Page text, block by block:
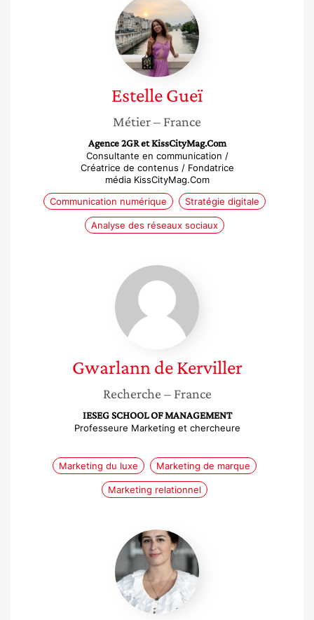
Gueï
EstelleGueï
Métier– France
Agence 2GR et KissCityMag.Com
Consultante en communication /
Créatrice de contenus / Fondatrice
média KissCityMag.Com
Communication numérique
Stratégie digitale
Analyse des réseaux sociaux
Gwarlann
de
Kerviller
Gwarlann de Kerviller
Recherche – France
IESEG SCHOOL OF MANAGEMENT
Professeure Marketing et chercheure
Marketing du luxe Marketing de marque
Marketing relationnel
Séphora
Talmud